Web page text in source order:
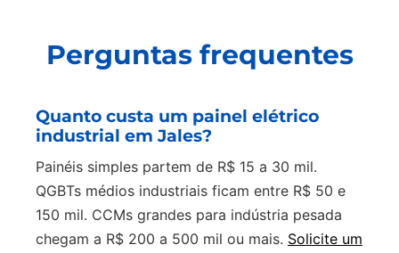
Perguntas frequentes
Quanto custa um painel elétrico
industrial em Jales?
Painéis simples partem de R$ 15 a 30 mil.
QGBTs médios industriais ficam entre R$ 50 e
150 mil. CCMs grandes para indústria pesada
chegam a R$ 200 a 500 mil ou mais. Solicite um